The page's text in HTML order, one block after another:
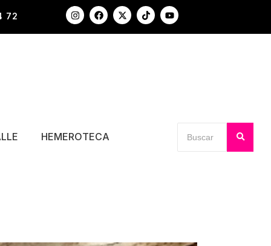
72
HEMEROTECA